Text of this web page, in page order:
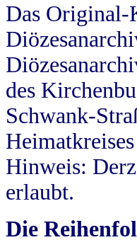
Das Original-
des
Schwank-
Hinweis:
erlaubt.
Die